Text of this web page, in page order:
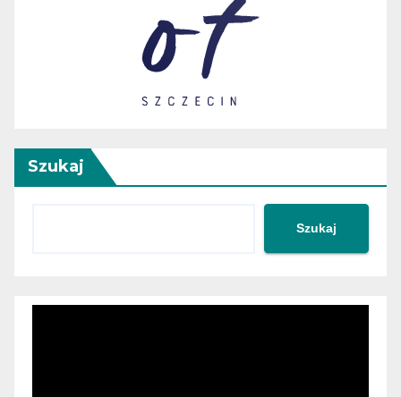
Szukaj
Szukaj